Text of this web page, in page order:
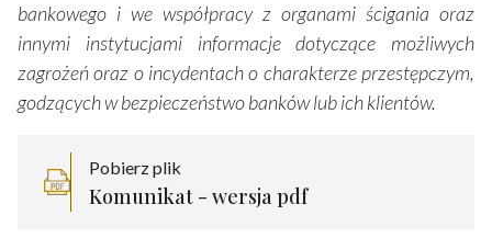
bankowego i we współpracy z organami ścigania oraz
innymi instytucjami informacje dotyczące możliwych
zagrożeń oraz o incydentach o charakterze przestępczym,
godzących w bezpieczeństwo banków lub ich klientów.
Pobierz plik
Komunikat - wersja pdf